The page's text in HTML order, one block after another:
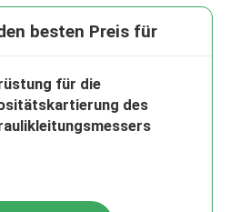
besten Preis für
für die
des